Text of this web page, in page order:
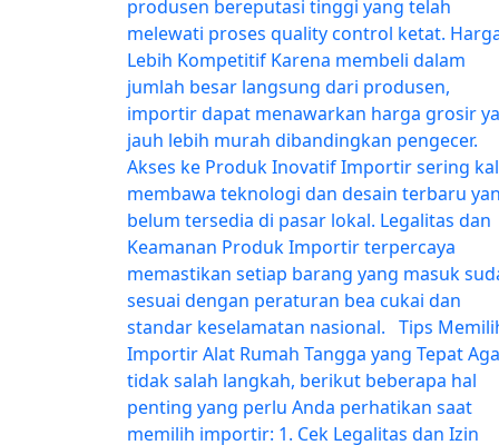
produsen bereputasi tinggi yang telah
melewati proses quality control ketat.
Lebih Kompetitif Karena membeli dalam
jumlah besar langsung dari produsen,
importir dapat menawarkan harga grosir
jauh lebih murah dibandingkan pengecer.
Akses ke Produk Inovatif Importir sering
membawa teknologi dan desain terbaru
belum tersedia di pasar lokal. Legalitas dan
Keamanan Produk Importir terpercaya
memastikan setiap barang yang masuk
sesuai dengan peraturan bea cukai dan
standar keselamatan nasional. Tips
Importir Alat Rumah Tangga yang Tepat
tidak salah langkah, berikut beberapa hal
penting yang perlu Anda perhatikan saat
memilih importir: 1. Cek Legalitas dan Izin